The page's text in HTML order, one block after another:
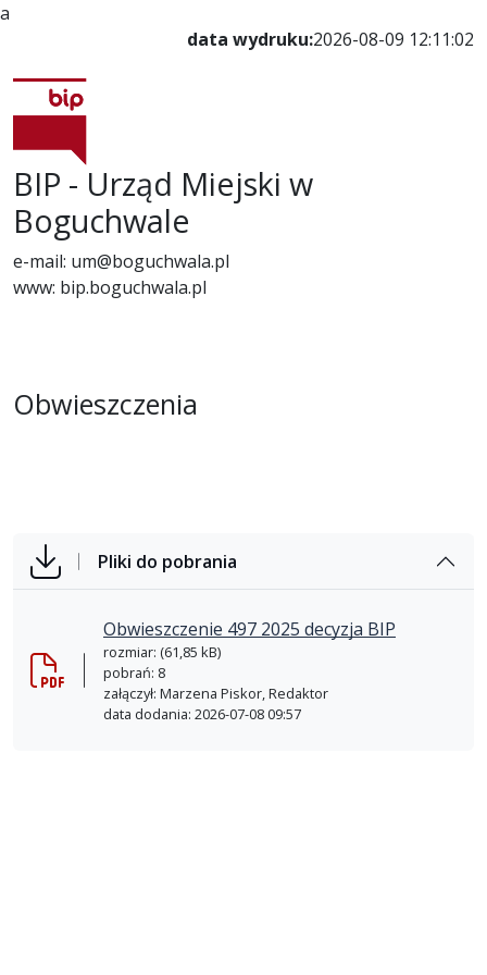
a
data wydruku:2026-08-09 12:11:02
BIP - Urząd Miejski w
Boguchwale
e-mail: um@boguchwala.pl
www: bip.boguchwala.pl
Obwieszczenia
Pliki do pobrania
Obwieszczenie 497 2025 decyzja BIP
rozmiar: (61,85 kB)
pobrań: 8
załączył: Marzena Piskor, Redaktor
data dodania: 2026-07-08 09:57